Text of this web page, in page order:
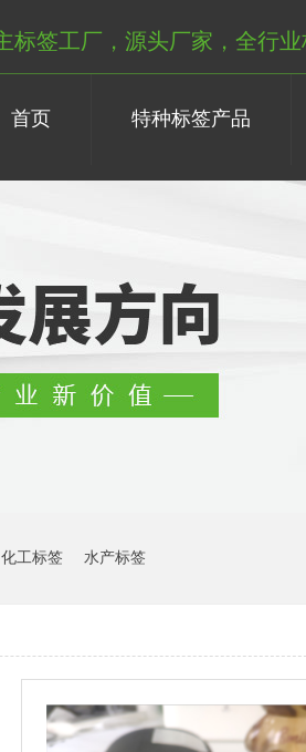
标签工厂，源头厂家，全行
首页 特种标签产品
化工标签 水产标签